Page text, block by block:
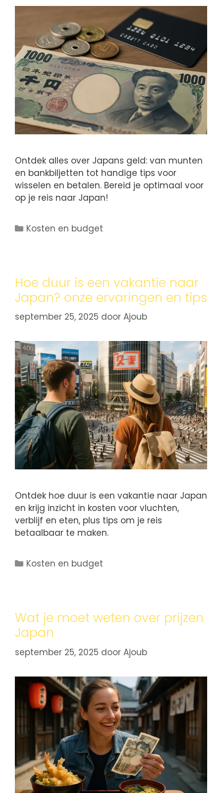
Ontdek alles over Japans geld: van munten
en bankbiljetten tot handige tips voor
wisselen en betalen. Bereid je optimaal voor
op je reis naar Japan!
Kosten en budget
Hoe duur is een vakantie naar
Japan? onze ervaringen en tips
september 25, 2025 door Ajoub
Ontdek hoe duur is een vakantie naar Japan
en krijg inzicht in kosten voor vluchten,
verblijf en eten, plus tips om je reis
betaalbaar te maken.
Kosten en budget
Wat je moet weten over prijzen
Japan
september 25, 2025 door Ajoub